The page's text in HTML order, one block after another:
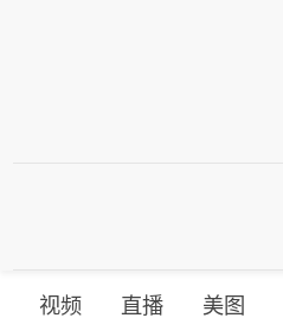
视频 直播 美图